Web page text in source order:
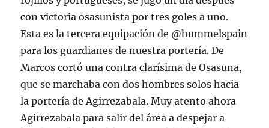
con victoria osasunista por tres goles a uno.
Esta es la tercera equipación de @hummelspain
para los guardianes de nuestra portería. De
Marcos cortó una contra clarísima de Osasuna,
que se marchaba con dos hombres solos hacia
la portería de Agirrezabala. Muy atento ahora
Agirrezabala para salir del área a despejar a